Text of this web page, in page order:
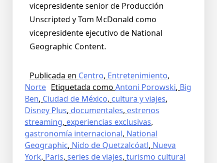
vicepresidente senior de Producción
Unscripted y Tom McDonald como
vicepresidente ejecutivo de National
Geographic Content.
Publicada en Centro, Entretenimiento,
Norte Etiquetada como Antoni Porowski, Big
Ben, Ciudad de México, cultura y viajes,
Disney Plus, documentales, estrenos
streaming, experiencias exclusivas,
gastronomía internacional, National
Geographic, Nido de Quetzalcóatl, Nueva
York, Paris, series de viajes, turismo cultural